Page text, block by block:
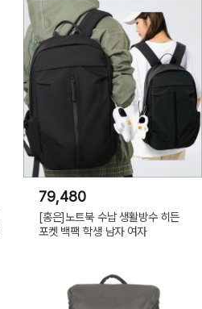
79,480
[홍은]노트북 수납 생활방수 히든
포켓 백팩 학생 남자 여자